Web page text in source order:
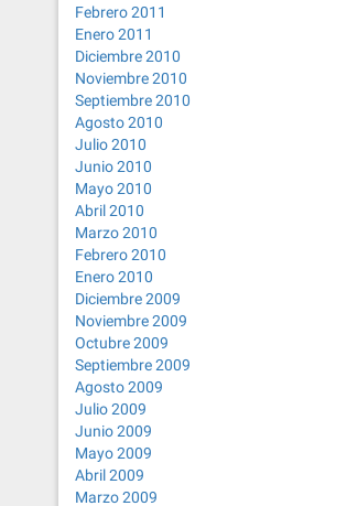
Febrero 2011
Enero 2011
Diciembre 2010
Noviembre 2010
Septiembre 2010
Agosto 2010
Julio 2010
Junio 2010
Mayo 2010
Abril 2010
Marzo 2010
Febrero 2010
Enero 2010
Diciembre 2009
Noviembre 2009
Octubre 2009
Septiembre 2009
Agosto 2009
Julio 2009
Junio 2009
Mayo 2009
Abril 2009
Marzo 2009